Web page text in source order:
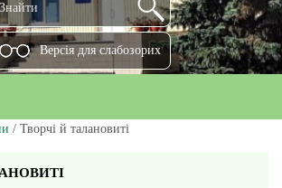
Версiя для слабозорих
/ Творчі й талановиті